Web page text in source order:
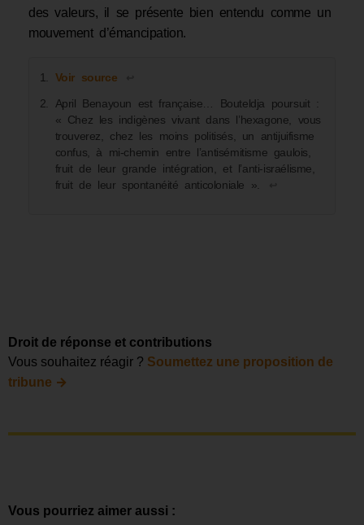
des valeurs, il se présente bien entendu comme un
mouvement d’émancipation.
Voir source
April Benayoun est française… Bouteldja poursuit :
« Chez les indigènes vivant dans l’hexagone, vous
trouverez, chez les moins politisés, un antijuifisme
confus, à mi-chemin entre l’antisémitisme gaulois,
fruit de leur grande intégration, et l’anti-israélisme,
fruit de leur spontanéité anticoloniale ».
Droit de réponse et contributions
Vous souhaitez réagir ? Soumettez une proposition de
tribune →
Vous pourriez aimer aussi :